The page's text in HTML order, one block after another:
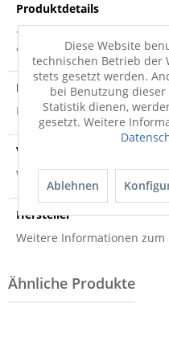
Produktdetails
· multicolor · 75%
allergikergeeignet · für...
Produktsicherheit
Produktsicherheit
Versandinfo
Weitere Informationen zum
Hersteller
Weitere Informationen zum
Diese Website
technischen Betrieb der
stets gesetzt werden.
bei Benutzung
Statistik dienen,
gesetzt. Weitere
Ablehnen